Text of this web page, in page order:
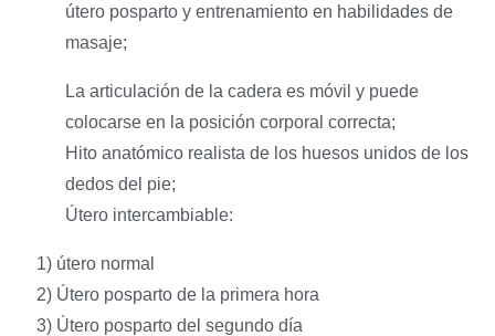
útero posparto y entrenamiento en habilidades de
masaje;
La articulación de la cadera es móvil y puede
colocarse en la posición corporal correcta;
Hito anatómico realista de los huesos unidos de los
dedos del pie;
Útero intercambiable:
1) útero normal
2) Útero posparto de la primera hora
3) Útero posparto del segundo día